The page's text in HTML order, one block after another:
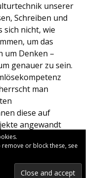
unserer
Schreiben und
sich nicht, wie
um das
um Denken –
genauer zu sein.
man
diese auf
angewandt
erlangen.
or block these, see